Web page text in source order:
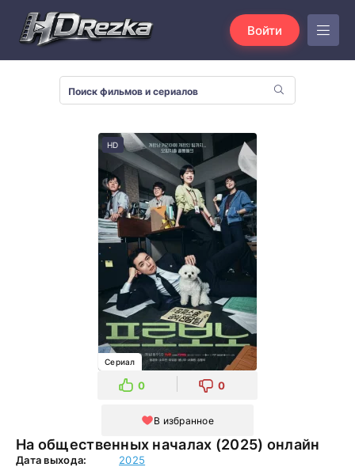
Войти
На общественных началах (2025) онлайн
HD
Сериал
0 0
В избранное
Дата выхода:
2025